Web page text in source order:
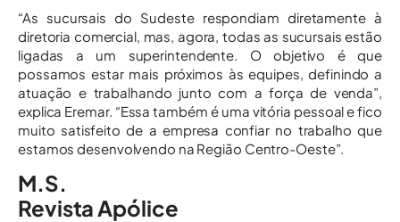
“As sucursais do Sudeste respondiam diretamente à
diretoria comercial, mas, agora, todas as sucursais estão
ligadas a um superintendente. O objetivo é que
possamos estar mais próximos às equipes, definindo a
atuação e trabalhando junto com a força de venda”,
explica Eremar. “Essa também é uma vitória pessoal e fico
muito satisfeito de a empresa confiar no trabalho que
estamos desenvolvendo na Região Centro-Oeste”.
M.S.
Revista Apólice